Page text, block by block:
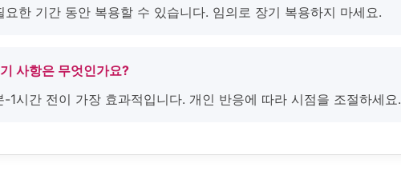
한 기간 동안 복용할 수 있습니다. 임의로 장기 복용하지 마세요.
사항은 무엇인가요?
1시간 전이 가장 효과적입니다. 개인 반응에 따라 시점을 조절하세요.